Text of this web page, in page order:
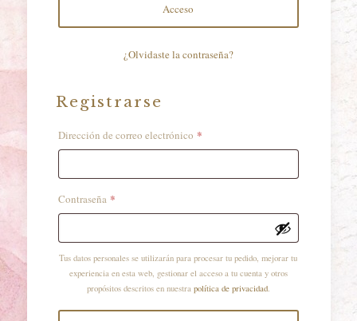
Acceso
¿Olvidaste la contraseña?
Registrarse
Dirección de correo electrónico *Obligatorio
Contraseña *Obligatorio
Tus datos personales se utilizarán para procesar tu pedido, mejorar tu
experiencia en esta web, gestionar el acceso a tu cuenta y otros
propósitos descritos en nuestra política de privacidad.